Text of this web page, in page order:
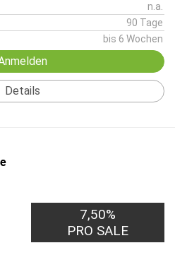
n.a.
90 Tage
bis 6 Wochen
Details
7,50%
PRO SALE